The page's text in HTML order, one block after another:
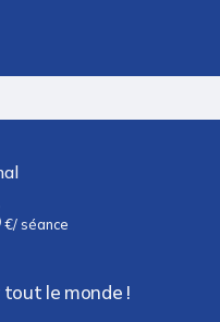
€/ séance
tout le monde !